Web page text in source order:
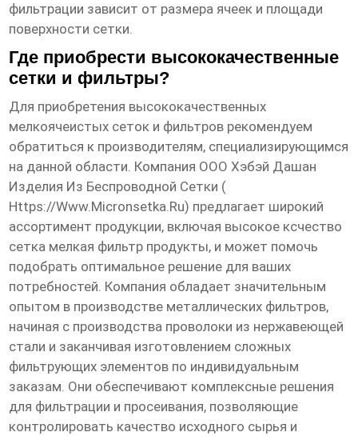
фильтрации зависит от размера ячеек и площади
поверхности сетки.
Где приобрести высококачественные
сетки и фильтры?
Для приобретения высококачественных
мелкоячеистых сеток и фильтров рекомендуем
обратиться к производителям, специализирующимся
на данной области. Компания ООО Хэбэй Дашан
Изделия Из Беспроводной Сетки (
Https://www.micronsetka.ru) предлагает широкий
ассортимент продукции, включая высокое ксчество
сетка мелкая фильтр продукты, и может помочь
подобрать оптимальное решение для ваших
потребностей. Компания обладает значительным
опытом в производстве металлических фильтров,
начиная с производства проволоки из нержавеющей
стали и заканчивая изготовлением сложных
фильтрующих элементов по индивидуальным
заказам. Они обеспечивают комплексные решения
для фильтрации и просеивания, позволяющие
контролировать качество исходного сырья и